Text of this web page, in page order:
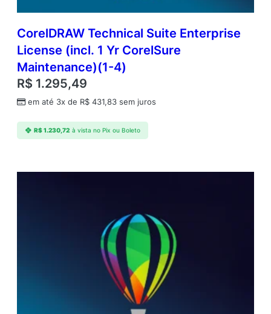
CorelDRAW Technical Suite Enterprise
License (incl. 1 Yr CorelSure
Maintenance)(1-4)
R$ 1.295,49
em até 3x de R$ 431,83 sem juros
R$1.230,72 à vista no Pix ou Boleto